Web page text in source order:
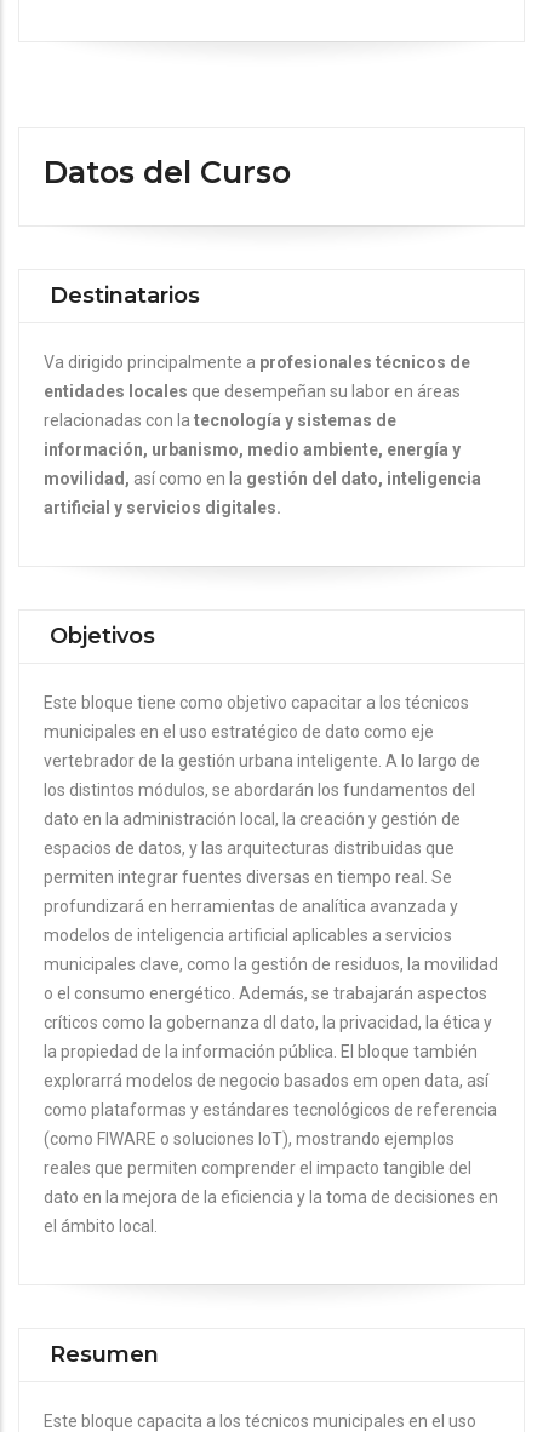
Datos del Curso
Destinatarios
Va dirigido principalmente a profesionales técnicos de
entidades locales que desempeñan su labor en áreas
relacionadas con la tecnología y sistemas de
información, urbanismo, medio ambiente, energía y
movilidad, así como en la gestión del dato, inteligencia
artificial y servicios digitales.
Objetivos
Este bloque tiene como objetivo capacitar a los técnicos
municipales en el uso estratégico de dato como eje
vertebrador de la gestión urbana inteligente. A lo largo de
los distintos módulos, se abordarán los fundamentos del
dato en la administración local, la creación y gestión de
espacios de datos, y las arquitecturas distribuidas que
permiten integrar fuentes diversas en tiempo real. Se
profundizará en herramientas de analítica avanzada y
modelos de inteligencia artificial aplicables a servicios
municipales clave, como la gestión de residuos, la movilidad
o el consumo energético. Además, se trabajarán aspectos
críticos como la gobernanza dl dato, la privacidad, la ética y
la propiedad de la información pública. El bloque también
explorarrá modelos de negocio basados em open data, así
como plataformas y estándares tecnológicos de referencia
(como FIWARE o soluciones IoT), mostrando ejemplos
reales que permiten comprender el impacto tangible del
dato en la mejora de la eficiencia y la toma de decisiones en
el ámbito local.
Resumen
Este bloque capacita a los técnicos municipales en el uso